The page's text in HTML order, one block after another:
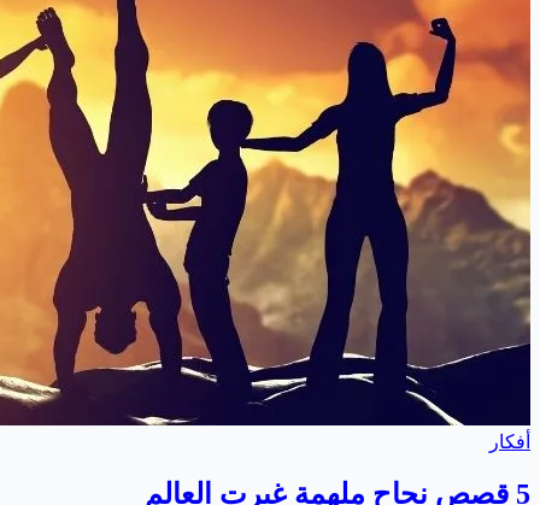
أفكار
5 قصص نجاح ملهمة غيرت العالم